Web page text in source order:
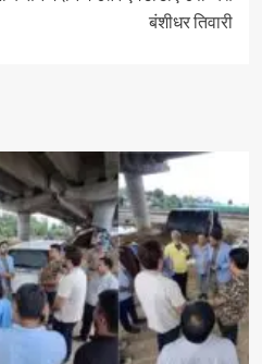
बंशीधर तिवारी